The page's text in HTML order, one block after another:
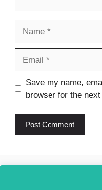
Website
Save my name,
browser for the